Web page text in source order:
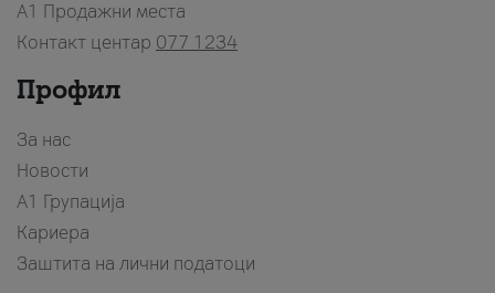
A1 Продажни места
Контакт центар 077 1234
Профил
За нас
Новости
А1 Групација
Кариера
Заштита на лични податоци